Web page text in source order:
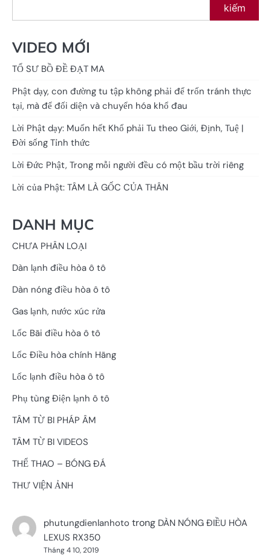
kiếm
VIDEO MỚI
TỔ SƯ BỒ ĐỀ ĐẠT MA
Phật dạy, con đường tu tập không phải để trốn tránh thực
tại, mà để đối diện và chuyển hóa khổ đau
Lời Phật dạy: Muốn hết Khổ phải Tu theo Giới, Định, Tuệ |
Đời sống Tỉnh thức
Lời Đức Phật, Trong mỗi người đều có một bầu trời riêng
Lời của Phật: TÂM LÀ GỐC CỦA THÂN
DANH MỤC
CHƯA PHÂN LOẠI
Dàn lạnh điều hòa ô tô
Dàn nóng điều hòa ô tô
Gas lạnh, nước xúc rửa
Lốc Bãi điều hòa ô tô
Lốc Điều hòa chính Hãng
Lốc lạnh điều hòa ô tô
Phụ tùng Điện lạnh ô tô
TÂM TỪ BI PHÁP ÂM
TÂM TỪ BI VIDEOS
THỂ THAO – BÓNG ĐÁ
THƯ VIỆN ẢNH
phutungdienlanhoto trong DÀN NÓNG ĐIỀU HÒA
LEXUS RX350
Tháng 4 10, 2019